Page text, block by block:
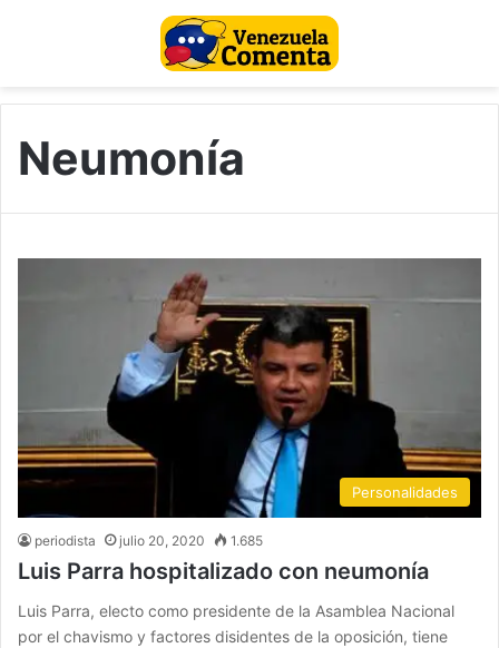
Neumonía
Personalidades
periodista julio 20, 2020 1.685
Luis Parra hospitalizado con neumonía
Luis Parra, electo como presidente de la Asamblea Nacional
por el chavismo y factores disidentes de la oposición, tiene